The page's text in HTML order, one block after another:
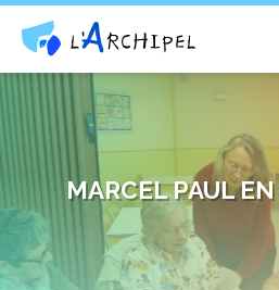
Centre social et
MARCEL PAUL